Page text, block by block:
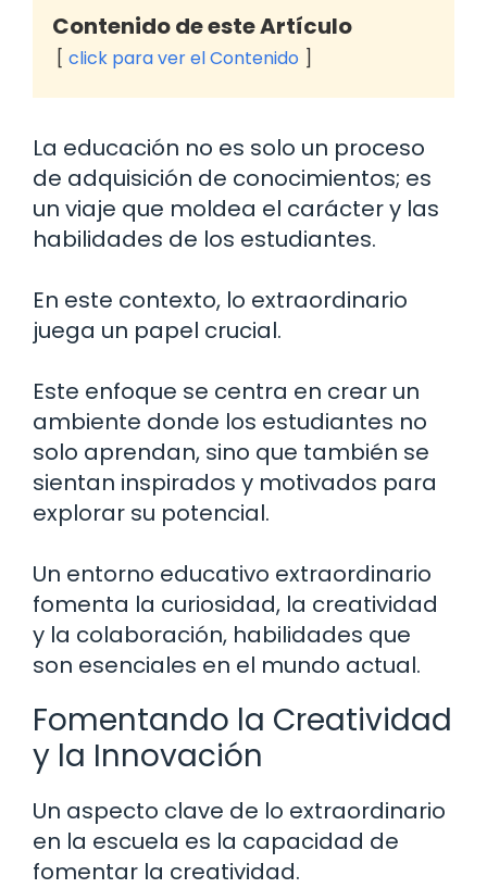
Contenido de este Artículo
click para ver el Contenido
La educación no es solo un proceso
de adquisición de conocimientos; es
un viaje que moldea el carácter y las
habilidades de los estudiantes.
En este contexto, lo extraordinario
juega un papel crucial.
Este enfoque se centra en crear un
ambiente donde los estudiantes no
solo aprendan, sino que también se
sientan inspirados y motivados para
explorar su potencial.
Un entorno educativo extraordinario
fomenta la curiosidad, la creatividad
y la colaboración, habilidades que
son esenciales en el mundo actual.
Fomentando la Creatividad
y la Innovación
Un aspecto clave de lo extraordinario
en la escuela es la capacidad de
fomentar la creatividad.